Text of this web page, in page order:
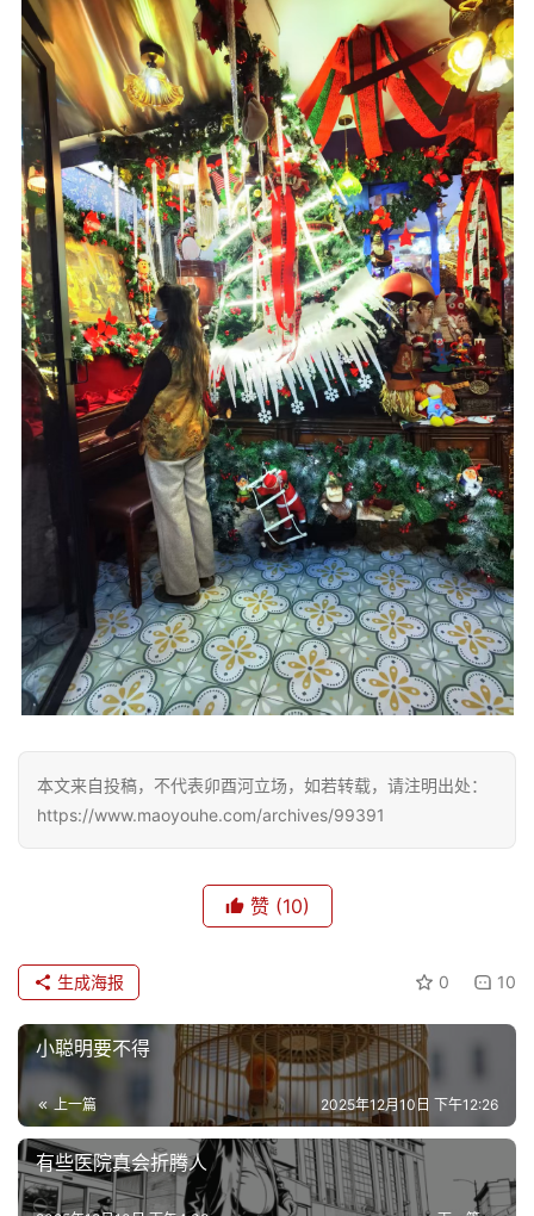
生
活
情
感
旅
游
育
儿
娱
更
多
登录 注册
本文来自投稿，不代表卯酉河立场，如若转载，请注明出处：
https://www.maoyouhe.com/archives/99391
赞 (10)
0 10
生成海报
小聪明要不得
上一篇 2025年12月10日 下午12:26
有些医院真会折腾人